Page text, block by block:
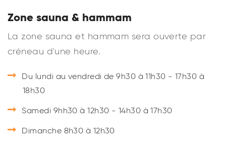
Zone sauna & hammam
La zone sauna et hammam sera ouverte par
créneau d'une heure.
Du lundi au vendredi de 9h30 à 11h30 - 17h30 à
18h30
Samedi 9hh30 à 12h30 - 14h30 à 17h30
Dimanche 8h30 à 12h30